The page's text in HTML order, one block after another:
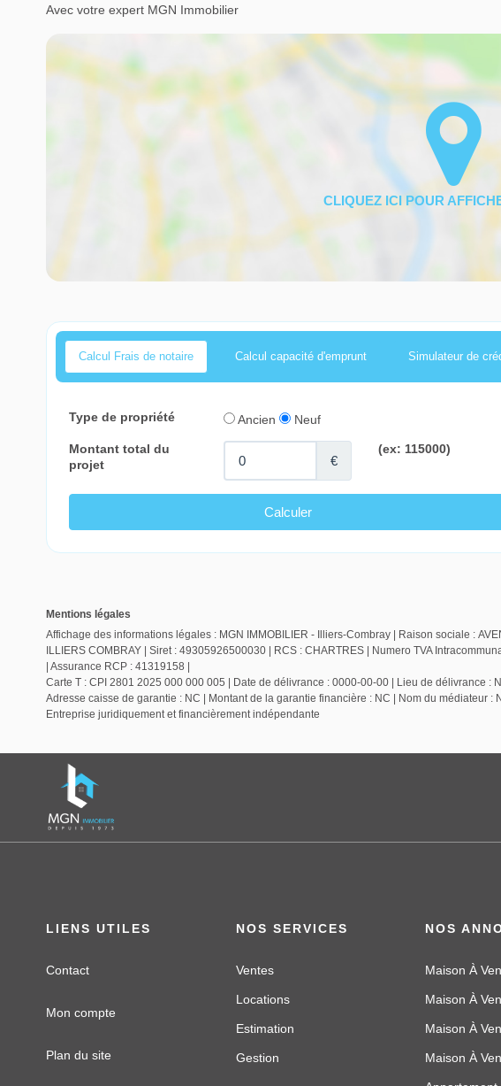
Avec votre expert MGN Immobilier
Calcul Frais de notaire Calcul capacité d'emprunt Simulateur de
Mentions légales
Affichage des informations légales : MGN IMMOBILIER - Illiers-Combray | Raison sociale :
ILLIERS COMBRAY | Siret : 49305926500030 | RCS : CHARTRES | Numero TVA
| Assurance RCP : 41319158 |
Carte T : CPI 2801 2025 000 000 005 | Date de délivrance : 0000-00-00 | Lieu de délivrance :
Adresse caisse de garantie : NC | Montant de la garantie financière : NC | Nom du médiateur :
Entreprise juridiquement et financièrement indépendante
LIENS UTILES
Contact
Mon compte
Plan du site
NOS SERVICES
Ventes
Locations
Estimation
Gestion
NOS
Maison À
Maison À
Maison À
Maison À